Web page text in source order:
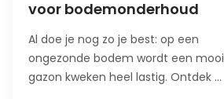
voor bodemonderhoud
Al doe je nog zo je best: op een
ongezonde bodem wordt een mooi
gazon kweken heel lastig. Ontdek 5